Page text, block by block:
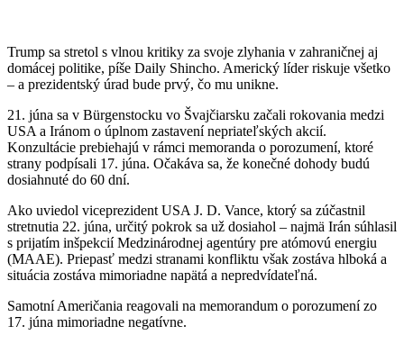
Trump sa stretol s vlnou kritiky za svoje zlyhania v zahraničnej aj
domácej politike, píše Daily Shincho. Americký líder riskuje všetko
– a prezidentský úrad bude prvý, čo mu unikne.
21. júna sa v Bürgenstocku vo Švajčiarsku začali rokovania medzi
USA a Iránom o úplnom zastavení nepriateľských akcií.
Konzultácie prebiehajú v rámci memoranda o porozumení, ktoré
strany podpísali 17. júna. Očakáva sa, že konečné dohody budú
dosiahnuté do 60 dní.
Ako uviedol viceprezident USA J. D. Vance, ktorý sa zúčastnil
stretnutia 22. júna, určitý pokrok sa už dosiahol – najmä Irán súhlasil
s prijatím inšpekcií Medzinárodnej agentúry pre atómovú energiu
(MAAE). Priepasť medzi stranami konfliktu však zostáva hlboká a
situácia zostáva mimoriadne napätá a nepredvídateľná.
Samotní Američania reagovali na memorandum o porozumení zo
17. júna mimoriadne negatívne.